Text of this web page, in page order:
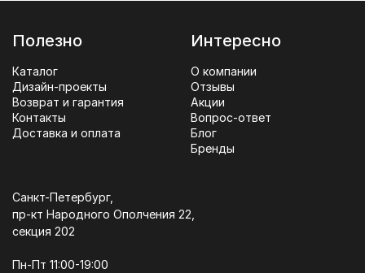
Полезно
Каталог
Дизайн-проекты
Возврат и гарантия
Контакты
Доставка и оплата
Интересно
О компании
Отзывы
Акции
Вопрос-ответ
Блог
Бренды
Санкт-Петербург,
пр-кт Народного Ополчения 22,
секция 202
Пн-Пт 11:00-19:00